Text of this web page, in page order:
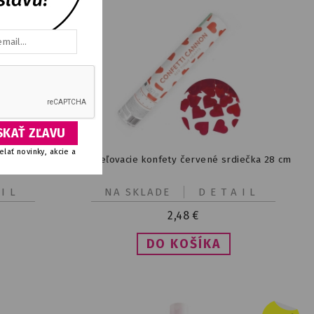
novinky, akcie a
cm Vystreľovacie konfety červené srdiečka 28 cm
2,48 €
DETAIL
NA SKLADE